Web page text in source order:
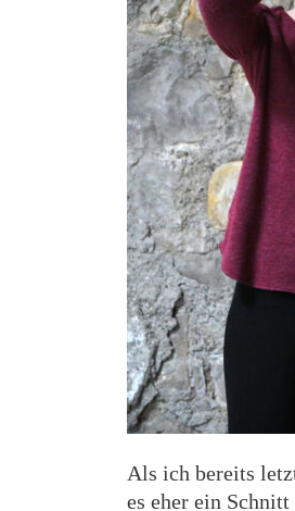
Als ich bereits
es eher ein